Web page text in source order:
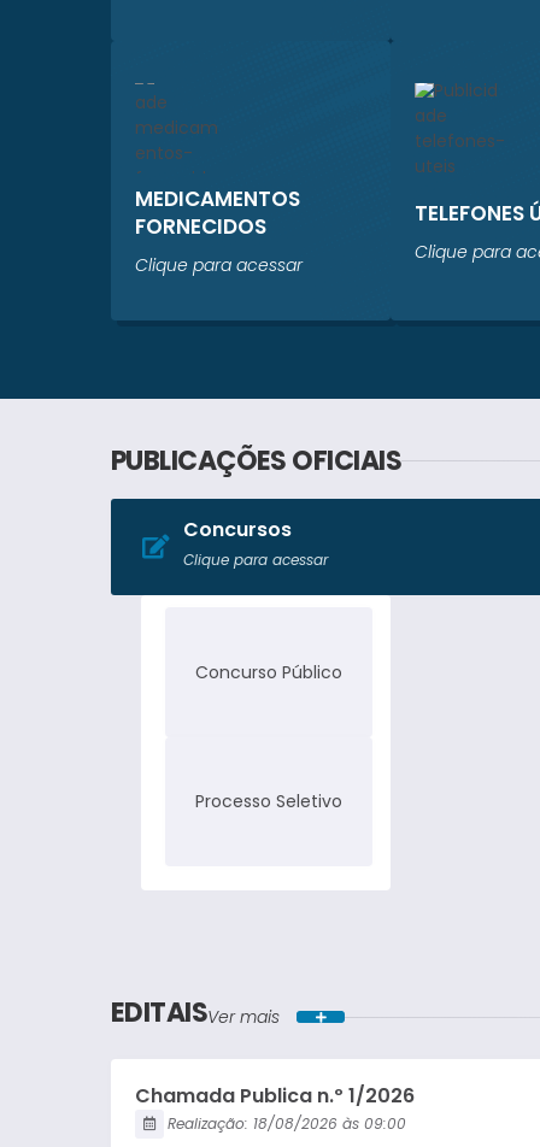
MEDICAMENTOS
FORNECIDOS
Clique para acessar
TELEFONES
Clique para
PUBLICAÇÕES OFICIAIS
Concursos
Clique para acessar
Concurso Público
Processo Seletivo
EDITAISVer mais
Chamada Publica n.º 1/2026
Realização: 18/08/2026
09:00